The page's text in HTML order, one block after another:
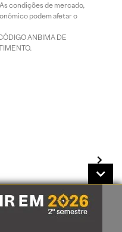
condições de mercado,
podem afetar o
ANBIMA DE